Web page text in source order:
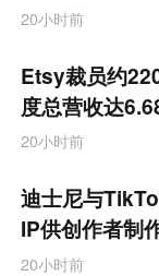
20小时前
Etsy裁员约
度总营收达
20小时前
迪士尼与
IP供创作者制
20小时前